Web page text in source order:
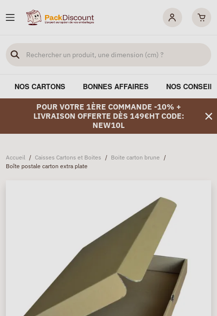
NOS CARTONS BONNES AFFAIRES NOS
POUR VOTRE 1ÈRE COMMANDE -10% +
LIVRAISON OFFERTE DÈS 149€HT CODE:
NEW10L
Accueil / Caisses Cartons et Boites / Boite carton brune /
Boîte postale carton extra plate